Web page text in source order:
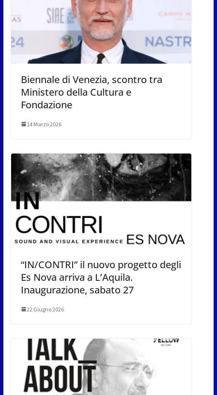
Biennale di Venezia, scontro tra
Ministero della Cultura e
Fondazione
14 Marzo 2026
“IN/CONTRI” il nuovo progetto degli
Es Nova arriva a L’Aquila.
Inaugurazione, sabato 27
22 Giugno 2026